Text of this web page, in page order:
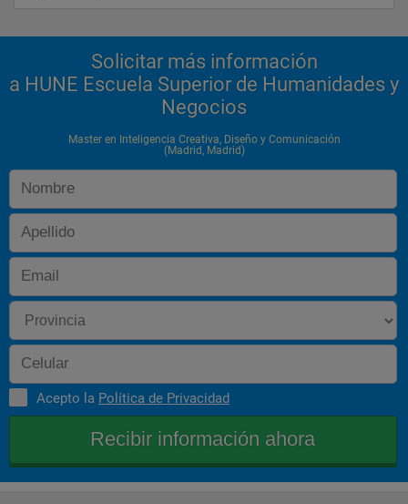
Solicitar más información
a HUNE Escuela Superior de Humanidades y
Negocios
Master en Inteligencia Creativa, Diseño y Comunicación
(Madrid, Madrid)
Acepto la Política de Privacidad